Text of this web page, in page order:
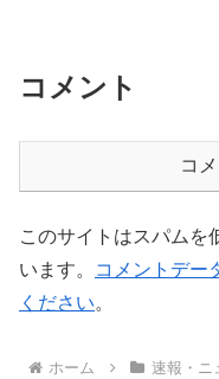
コメント
コ
このサイトはスパムを
います。
コメントデー
ください。
ホーム 速報・ニ